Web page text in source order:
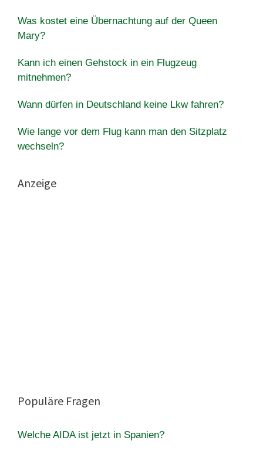
Was kostet eine Übernachtung auf der Queen
Mary?
Kann ich einen Gehstock in ein Flugzeug
mitnehmen?
Wann dürfen in Deutschland keine Lkw fahren?
Wie lange vor dem Flug kann man den Sitzplatz
wechseln?
Anzeige
Populäre Fragen
Welche AIDA ist jetzt in Spanien?